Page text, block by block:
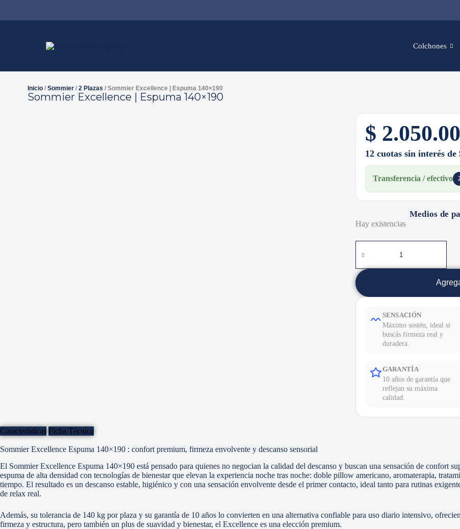
Colchones
Inicio/ Sommier/ 2 Plazas / Sommier Excellence | Espuma 140×190
Sommier Excellence | Espuma 140×190
$
12 cuotas sin interés de
Transferencia / efectivo
Medios de
Hay existencias
SENSACIÓN
Máximo sostén, ideal si
buscás firmeza real y
duradera.
GARANTÍA
10 años de garantía que
reflejan su máxima
calidad.
Características Ficha Técnica
Sommier Excellence Espuma 140×190 : confort premium, firmeza envolvente y descanso sensorial
El Sommier Excellence Espuma 140×190 está pensado para quienes no negocian la calidad del descanso y buscan una sensación de confort
espuma de alta densidad con tecnologías de bienestar que elevan la experiencia noche tras noche: doble pillow americano, aromaterapia,
tiempo. El resultado es un descanso estable, higiénico y con una sensación envolvente desde el primer contacto, ideal tanto para rutinas
de relax real.
Además, su tolerancia de 140 kg por plaza y su garantía de 10 años lo convierten en una alternativa confiable para uso diario intensivo,
firmeza y estructura, pero también un plus de suavidad y bienestar, el Excellence es una elección premium.